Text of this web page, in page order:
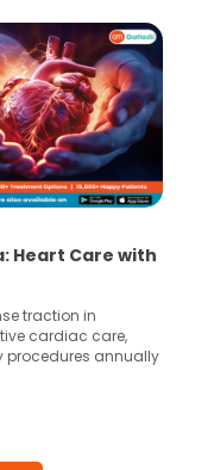
Heart Care with
traction in
cardiac care,
procedures annually
angioplasty and